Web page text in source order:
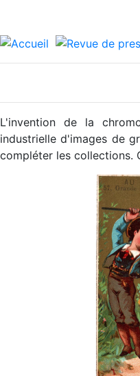
L'invention de la
industrielle d'images de
compléter les collections.